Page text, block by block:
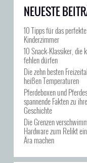
NEUESTE
10 Tipps für das
Kinderzimmer
10 Snack-Klassiker, die
fehlen dürfen
Die zehn besten
heißen Temperaturen
Pferdeboxen und
spannende Fakten zu
Geschichte
Die Grenzen
Hardware zum Relikt
Ära machen